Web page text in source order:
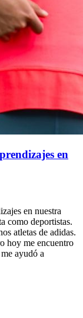
en
en nuestra
como deportistas.
atletas de adidas.
hoy me encuentro
ayudó a